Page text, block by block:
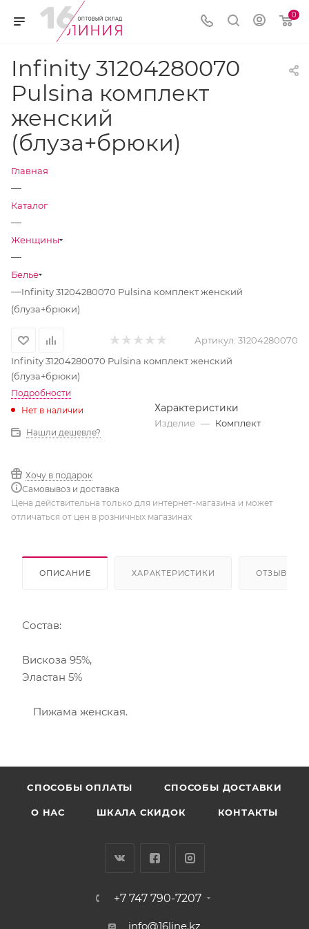
0
Infinity 31204280070
Pulsina комплект
женский
(блуза+брюки)
Главная
—
Каталог
—
Женщины
—
Бельё
—Infinity 31204280070 Pulsina комплект женский
(блуза+брюки)
Артикул: 31204280070
Infinity 31204280070 Pulsina комплект женский
(блуза+брюки)
Подробности
Нет в наличии
Нашли дешевле?
Хочу в подарок
Самовывоз и доставка
Характеристики
Изделие — Комплект
Цена действительна только для интернет-магазина и может
отличаться от цен в розничных магазинах
ОПИСАНИЕ ХАРАКТЕРИСТИКИ ОТЗЫВЫ
Состав:
Вискоза 95%,
Эластан 5%
Пижама женская.
CПОСОБЫ ОПЛАТЫ СПОСОБЫ ДОСТАВКИ
О НАС ШКАЛА СКИДОК КОНТАКТЫ
+7 747 790-7207
info@16line.kz